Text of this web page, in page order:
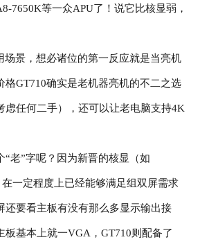
7650K等一众APU了！说它比核显弱，
景，想必诸位的第一反应就是当亮机
格GT710确实是老机器亮机的不二之选
虑任何二手），还可以让老电脑支持4K
”字呢？因为新晋的核显（如
一定程度上已经能够满足组双屏需求
还要看主板有没有那么多显示输出接
板基本上就一VGA，GT710则配备了